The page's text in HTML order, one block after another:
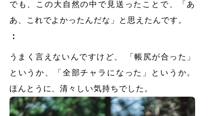
でも、この大自然の中で見送ったことで、「あ
あ、これでよかったんだな」と思えたんです。
：
うまく言えないんですけど、 「帳尻が合った」
というか、「全部チャラになった」というか。
ほんとうに、清々しい気持ちでした。